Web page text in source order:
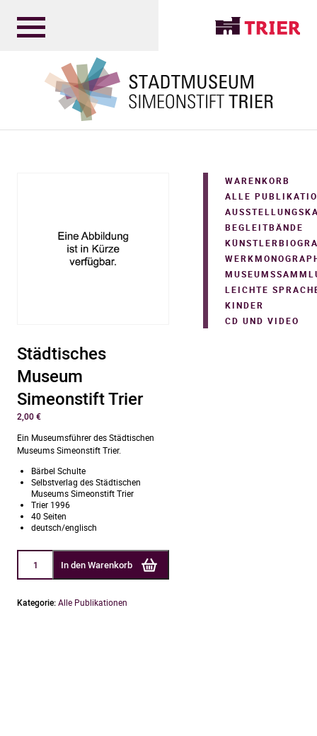
Städtisches
Museum
Simeonstift Trier
2,00€
Ein Museumsführer des Städtischen
Museums Simeonstift Trier.
Bärbel Schulte
Selbstverlag des Städtischen
Museums Simeonstift Trier
Trier 1996
40 Seiten
deutsch/englisch
Städtisches
Museum
Simeonstift
Menge
In den Warenkorb
Kategorie:Alle Publikationen
WARENKORB
ALLE
BEGLEITBÄNDE
LEICHTE
KINDER
CD UND VIDEO